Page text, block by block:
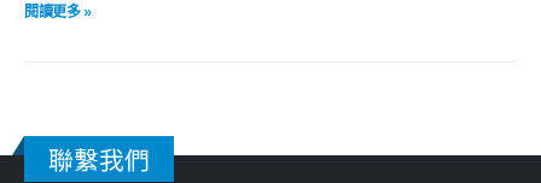
閱讀更多 »
聯繫我們